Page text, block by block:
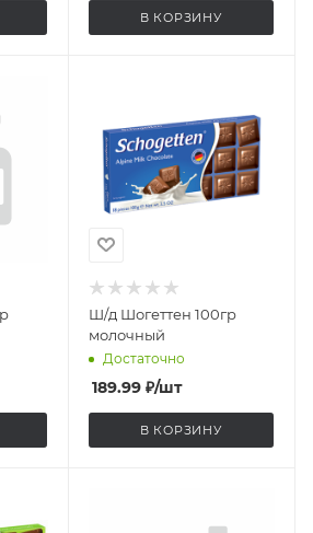
В КОРЗИНУ
Ш/д Шогеттен 100гр
молочный
Достаточно
189.99₽/шт
В КОРЗИНУ